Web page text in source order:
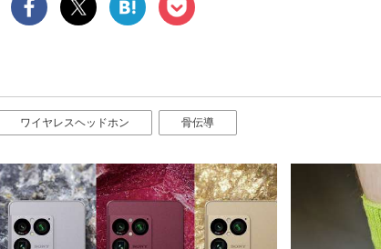
ワイヤレスヘッドホン 骨伝導